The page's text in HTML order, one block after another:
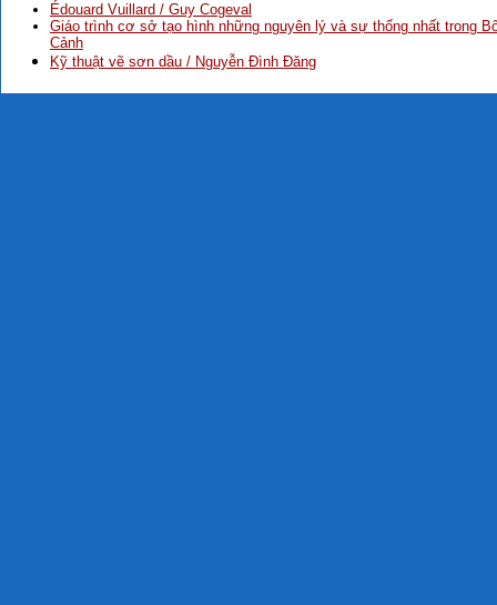
Édouard Vuillard / Guy Cogeval
Giáo trình cơ sở tạo hình những nguyên lý và sự thống nhất trong
Cảnh
Kỹ thuật vẽ sơn dầu / Nguyễn Đình Đăng